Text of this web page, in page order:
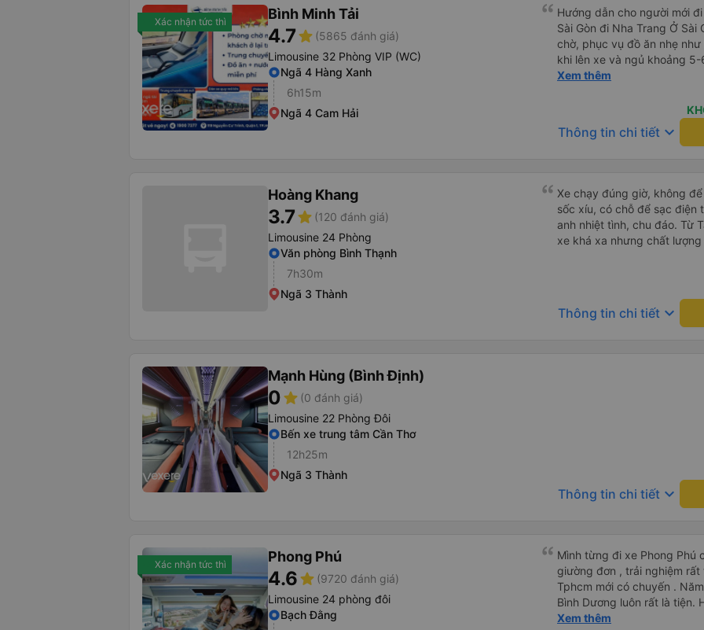
thuốc say xe, dép, mền,
Xác nhận tức thì Bình Minh Tải
4.7star (5865 đánh giá)
Limousine 32 Phòng VIP (WC)
Ngã 4 Hàng Xanh
6h15m
Ngã 4 Cam Hải
Hướng dẫn cho người mới
Sài Gòn đi Nha Trang Ở
chờ, phục vụ đồ ăn nhẹ
khi lên xe và ngủ khoảng
Ở Nha Trang, các hãng xe
hãng xe gọi điện xác nhận
Nha Trang, bạn liên hệ với
Translate và đưa cho họ
theo kiểu cabin với thiết kế
vệ sinh hoặc có (tùy loại xe
22 cabin thay vì xe 32
hết tài xế đều lớn tuổi nên
dụng Google Dịch để giao
Xem thêm
Thông tin chi tiết keyboard_arrow_down
Hoàng Khang
3.7star (120 đánh giá)
Limousine 24 Phòng
Văn phòng Bình Thạnh
7h30m
Ngã 3 Thành
Xe chạy đúng giờ, không
sốc xíu, có chỗ để sạc điện
anh nhiệt tình, chu đáo. Từ
xe khá xa nhưng chất
Thông tin chi tiết keyboard_arrow_down
Mạnh Hùng (Bình Định)
0star (0 đánh giá)
Limousine 22 Phòng Đôi
Bến xe trung tâm Cần Thơ
12h25m
Ngã 3 Thành
Thông tin chi tiết keyboard_arrow_down
Xác nhận tức thì Phong Phú
4.6star (9720 đánh giá)
Limousine 24 phòng đôi
Bạch Đằng
Mình từng đi xe Phong Phú
giường đơn , trải nghiệm
Tphcm mới có chuyến .
Bình Dương luôn rất là tiện.
review thấy mn đánh giá ko tốt giường chậc này nọ ,
Xem thêm